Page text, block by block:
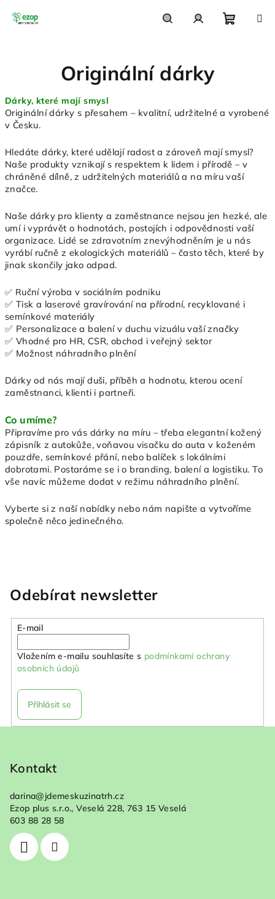
Originální dárky
Dárky, které mají smysl
Originální dárky s přesahem – kvalitní, udržitelné a vyrobené
v Česku.
Hledáte dárky, které udělají radost a zároveň mají smysl?
Naše produkty vznikají s respektem k lidem i přírodě – v
chráněné dílně, z udržitelných materiálů a na míru vaší
značce.
Naše dárky pro klienty a zaměstnance nejsou jen hezké, ale
umí i vyprávět o hodnotách, postojích i odpovědnosti vaší
organizace. Lidé se zdravotním znevýhodněním je u nás
vyrábí ručně z ekologických materiálů – často těch, které by
jinak skončily jako odpad.
✅ Ruční výroba v sociálním podniku
✅ Tisk a laserové gravírování na přírodní, recyklované i
semínkové materiály
✅ Personalizace a balení v duchu vizuálu vaší značky
✅ Vhodné pro HR, CSR, obchod i veřejný sektor
✅ Možnost náhradního plnění
Dárky od nás mají duši, příběh a hodnotu, kterou ocení
zaměstnanci, klienti i partneři.
Co umíme?
Připravíme pro vás dárky na míru – třeba elegantní kožený
zápisník z autokůže, voňavou visačku do auta v koženém
pouzdře, semínkové přání, nebo balíček s lokálními
dobrotami. Postaráme se i o branding, balení a logistiku. To
vše navíc můžeme dodat v režimu náhradního plnění.
Vyberte si z naší nabídky nebo nám napište a vytvoříme
společně něco jedinečného.
Odebírat newsletter
E-mail
Vložením e-mailu souhlasíte s podmínkami ochrany
osobních údajů
Přihlásit se
Kontakt
darina@jdemeskuzinatrh.cz
Ezop plus s.r.o., Veselá 228, 763 15 Veselá
603 88 28 58